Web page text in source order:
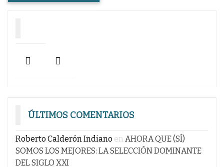
ÚLTIMOS COMENTARIOS
Roberto Calderón Indiano en AHORA QUE (SÍ)
SOMOS LOS MEJORES: LA SELECCIÓN DOMINANTE
DEL SIGLO XXI